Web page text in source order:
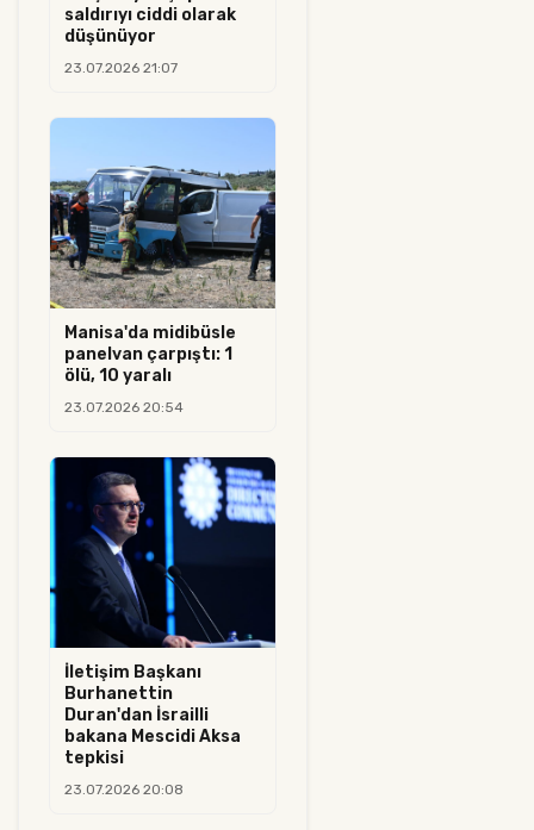
saldırıyı ciddi olarak
düşünüyor
23.07.2026 21:07
Manisa'da midibüsle
panelvan çarpıştı: 1
ölü, 10 yaralı
23.07.2026 20:54
İletişim Başkanı
Burhanettin
Duran'dan İsrailli
bakana Mescidi Aksa
tepkisi
23.07.2026 20:08